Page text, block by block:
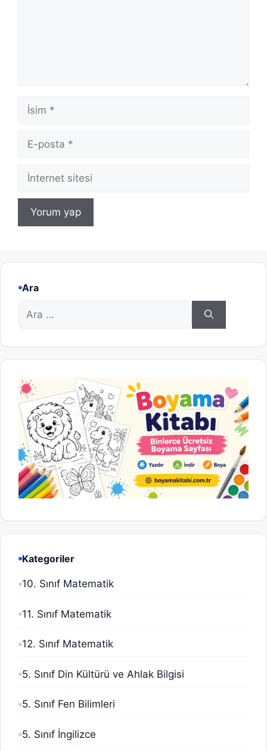
İsim
posta
İnternet
Ara
için
ara
Kategoriler
10. Sınıf Matematik
11. Sınıf Matematik
12. Sınıf Matematik
5. Sınıf Din Kültürü ve Ahlak Bilgisi
5. Sınıf Fen Bilimleri
5. Sınıf İngilizce